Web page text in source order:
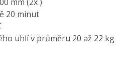
20 minut
uhlí v průměru 20 až 22 kg